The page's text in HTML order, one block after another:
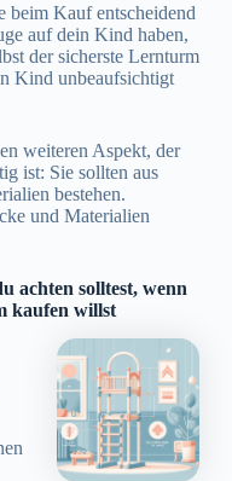
beim Kauf entscheidend
auf dein Kind haben,
der sicherste Lernturm
Kind unbeaufsichtigt
weiteren Aspekt, der
ist: Sie sollten aus
bestehen.
und Materialien
achten solltest, wenn
kaufen willst